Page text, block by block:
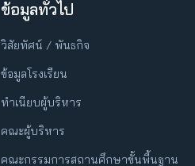
ข้อมูลทั่วไป
วิสัยทัศน์ / พันธกิจ
ข้อมูลโรงเรียน
ทำเนียบผู้บริหาร
คณะผู้บริหาร
คณะกรรมการสถานศึกษาขั้นพื้นฐาน